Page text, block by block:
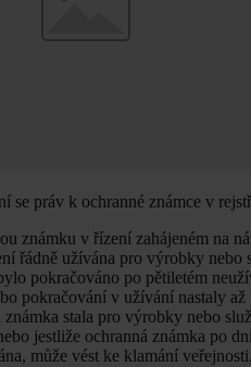
se práv k ochranné známce v
známku v řízení zahájeném na
řádně užívána pro výrobky
pokračováno po pětiletém
pokračování v užívání nastaly
známka stala pro výrobky nebo
jestliže ochranná známka po
může vést ke klamání